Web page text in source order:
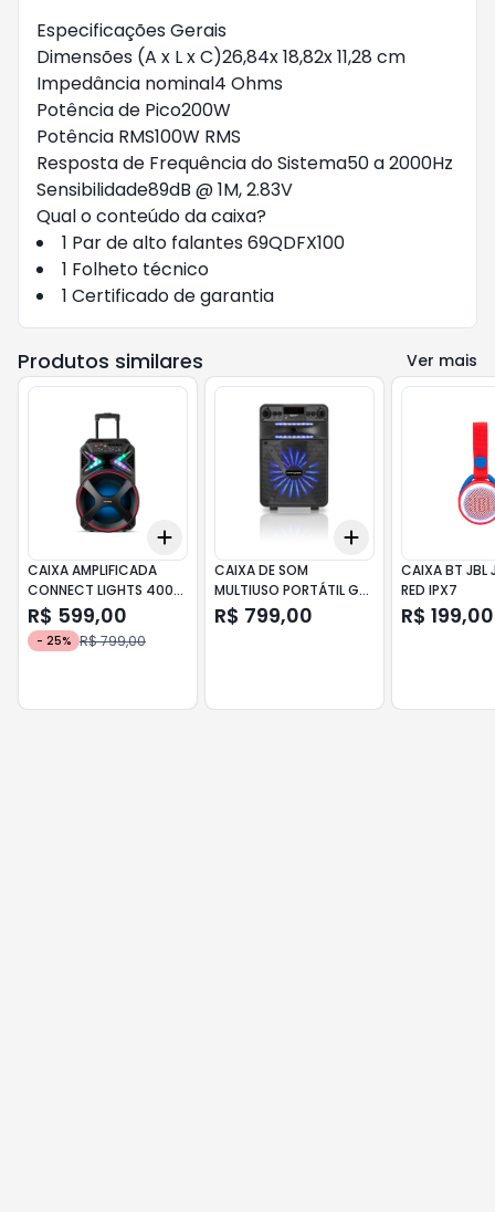
Especificações Gerais
Dimensões (A x L x C)26,84x 18,82x 11,28 cm
Impedância nominal4 Ohms
Potência de Pico200W
Potência RMS100W RMS
Resposta de Frequência do Sistema50 a 2000Hz
Sensibilidade89dB @ 1M, 2.83V
Qual o conteúdo da caixa?
1 Par de alto falantes 69QDFX100
1 Folheto técnico
1 Certificado de garantia
Produtos similares Ver mais
Add
CAIXA AMPLIFICADA
CONNECT LIGHTS 400W
RMS CM-400-L
MONDIAL
R$ 599,00
- 25% R$ 799,00
Add
CAIXA DE SOM
MULTIUSO PORTÁTIL GO
POWER 200 100W BT
HAYONIK
R$ 799,00
CAIXA BT JBL
RED IPX7
R$ 199,00